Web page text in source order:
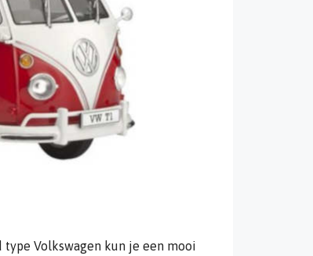
Volkswagen kun je een mooi